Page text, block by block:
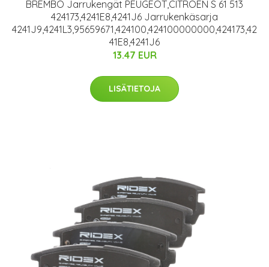
BREMBO Jarrukengät PEUGEOT,CITROËN S 61 513
424173,4241E8,4241J6 Jarrukenkäsarja
4241J9,4241L3,95659671,424100,424100000000,424173,42
41E8,4241J6
13.47 EUR
LISÄTIETOJA